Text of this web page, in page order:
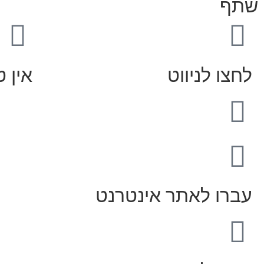
שתף
לחצו לניווט אין
עברו לאתר אינטרנט